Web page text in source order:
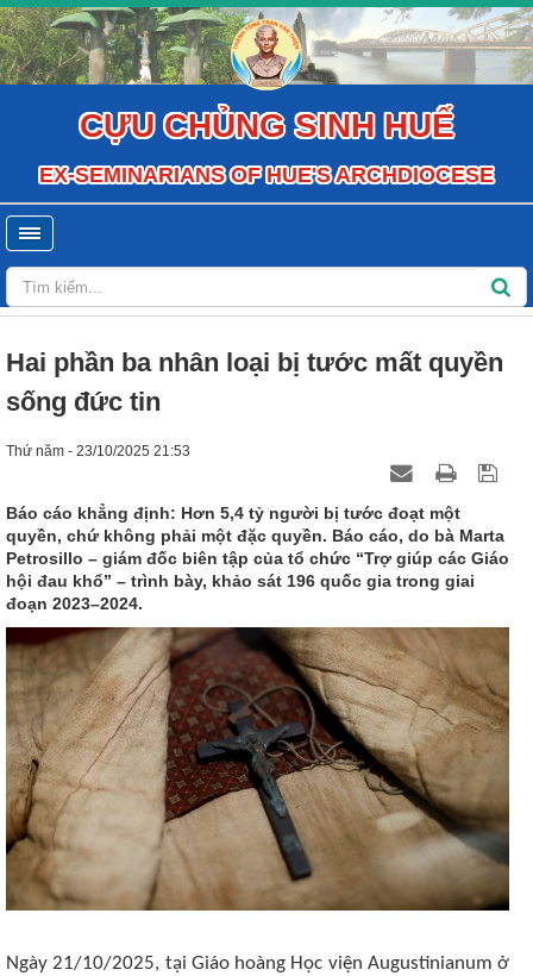
CỰU CHỦNG SINH HUẾ
EX-SEMINARIANS OF HUE'S ARCHDIOCESE
Hai phần ba nhân loại bị tước mất quyền
sống đức tin
Thứ năm - 23/10/2025 21:53
Báo cáo khẳng định: Hơn 5,4 tỷ người bị tước đoạt một
quyền, chứ không phải một đặc quyền. Báo cáo, do bà Marta
Petrosillo – giám đốc biên tập của tổ chức “Trợ giúp các Giáo
hội đau khổ” – trình bày, khảo sát 196 quốc gia trong giai
đoạn 2023–2024.
Ngày 21/10/2025, tại Giáo hoàng Học viện Augustinianum ở